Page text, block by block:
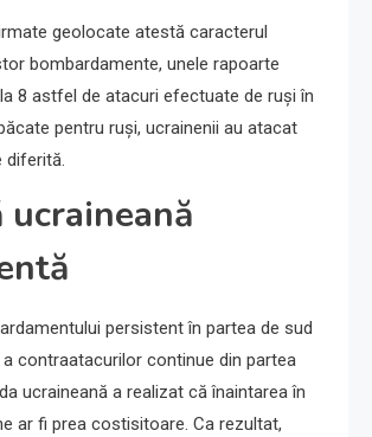
geolocate atestă caracterul
bombardamente, unele rapoarte
8 astfel de atacuri efectuate de ruși în
pentru ruși, ucrainenii au atacat
diferită.
ucraineană
persistent în partea de sud
contraatacurilor continue din partea
ucraineană a realizat că înaintarea în
ar fi prea costisitoare. Ca rezultat,